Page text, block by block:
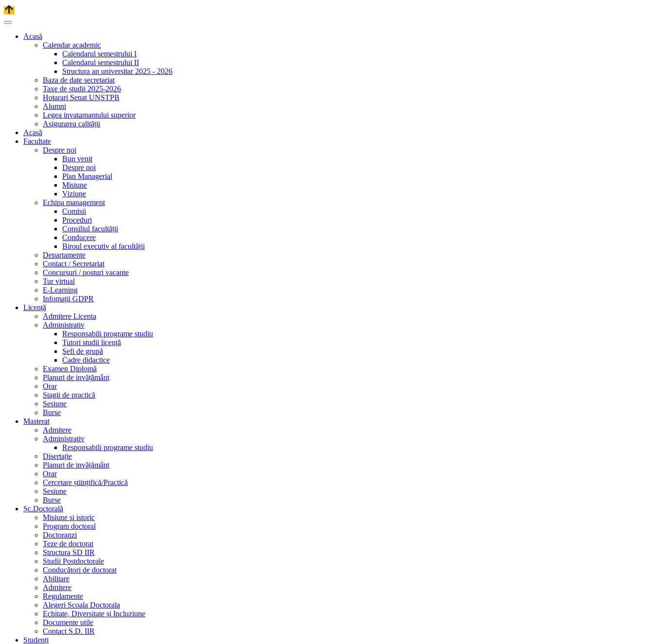
Acasă
Calendar academic
Calendarul semestrului I
Calendarul semestrului II
Structura an universitar 2025 - 2026
Baza de date secretariat
Taxe de studii 2025-2026
Hotarari Senat UNSTPB
Alumni
Legea invatamantului superior
Asigurarea calității
Acasă
Facultate
Despre noi
Bun venit
Despre noi
Plan Managerial
Misiune
Viziune
Echipa management
Comisii
Proceduri
Consiliul facultății
Conducere
Biroul executiv al facultății
Departamente
Contact / Secretariat
Concursuri / posturi vacante
Tur virtual
E-Learning
Infomații GDPR
Licență
Admitere Licenta
Administrativ
Responsabili programe studiu
Tutori studii licență
Şefi de grupă
Cadre didactice
Examen Diplomă
Planuri de invățământ
Orar
Stagii de practică
Sesiune
Burse
Masterat
Admitere
Administrativ
Responsabili programe studiu
Disertație
Planuri de invățământ
Orar
Cercetare științifică/Practică
Sesiune
Burse
Șc.Doctorală
Misiune si istoric
Program doctoral
Doctoranzi
Teze de doctorat
Structura SD IIR
Studii Postdoctorale
Conducători de doctorat
Abilitare
Admitere
Regulamente
Alegeri Scoala Doctorala
Echitate, Diversitate și Incluziune
Documente utile
Contact S.D. IIR
Studenți